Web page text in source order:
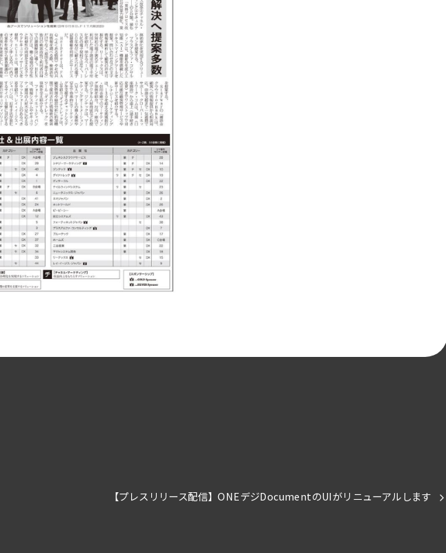
【プレスリリース配信】ONEデジDocumentのUIがリニューアルします